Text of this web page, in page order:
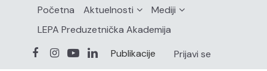
Početna Aktuelnosti
Mediji
LEPA Preduzetnička Akademija
Publikacije
Prijavi se